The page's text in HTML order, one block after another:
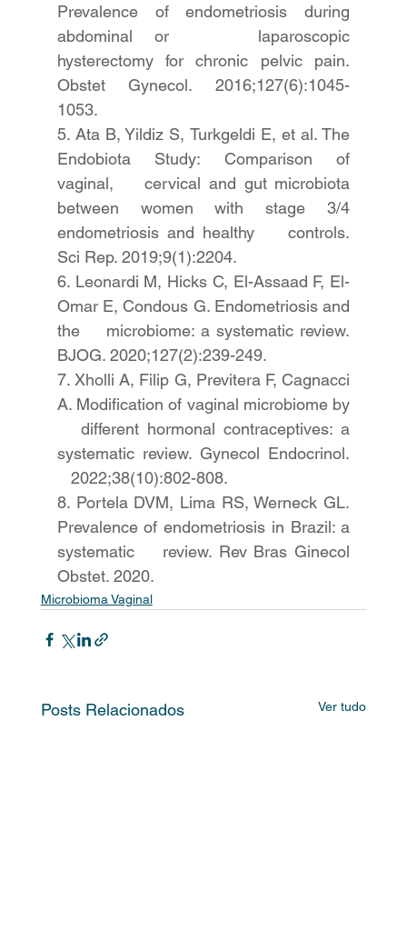
Prevalence of endometriosis during
abdominal or    laparoscopic
hysterectomy for chronic pelvic pain.
Obstet Gynecol. 2016;127(6):1045-
1053.
5. Ata B, Yildiz S, Turkgeldi E, et al. The
Endobiota Study: Comparison of
vaginal,    cervical and gut microbiota
between women with stage 3/4
endometriosis and healthy    controls.
Sci Rep. 2019;9(1):2204.
6. Leonardi M, Hicks C, El-Assaad F, El-
Omar E, Condous G. Endometriosis and
the    microbiome: a systematic review.
BJOG. 2020;127(2):239-249.
7. Xholli A, Filip G, Previtera F, Cagnacci
A. Modification of vaginal microbiome by
different hormonal contraceptives: a
systematic review. Gynecol Endocrinol.
2022;38(10):802-808.
8. Portela DVM, Lima RS, Werneck GL.
Prevalence of endometriosis in Brazil: a
systematic    review. Rev Bras Ginecol
Obstet. 2020.
Microbioma Vaginal
Posts Relacionados Ver tudo